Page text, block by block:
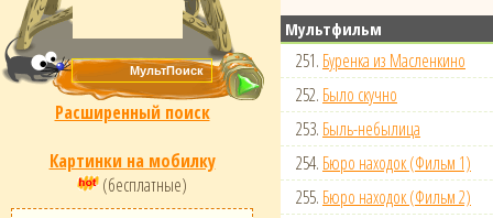
Расширенный поиск
Картинки на мобилку
(бесплатные)
Мультфильм
251. Буренка из Масленкино
252. Было скучно
253. Быль-небылица
254. Бюро находок (Фильм 1)
255. Бюро находок (Фильм 2)